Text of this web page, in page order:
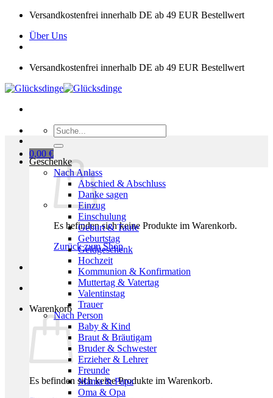
Zum
springen
Versandkostenfrei innerhalb DE ab 49 EUR Bestellwert
Über Uns
Versandkostenfrei innerhalb DE ab 49 EUR Bestellwert
Suchen
nach:
0,00 €
Es befinden sich keine Produkte im Warenkorb.
Zurück zum Shop
Warenkorb
Es befinden sich keine Produkte im Warenkorb.
Geschenke
Nach Anlass
Abschied & Abschluss
Danke sagen
Einzug
Einschulung
Geburt & Taufe
Geburtstag
Geldgeschenk
Hochzeit
Kommunion & Konfirmation
Muttertag & Vatertag
Valentinstag
Trauer
Nach Person
Baby & Kind
Braut & Bräutigam
Bruder & Schwester
Erzieher & Lehrer
Freunde
Mama & Papa
Oma & Opa